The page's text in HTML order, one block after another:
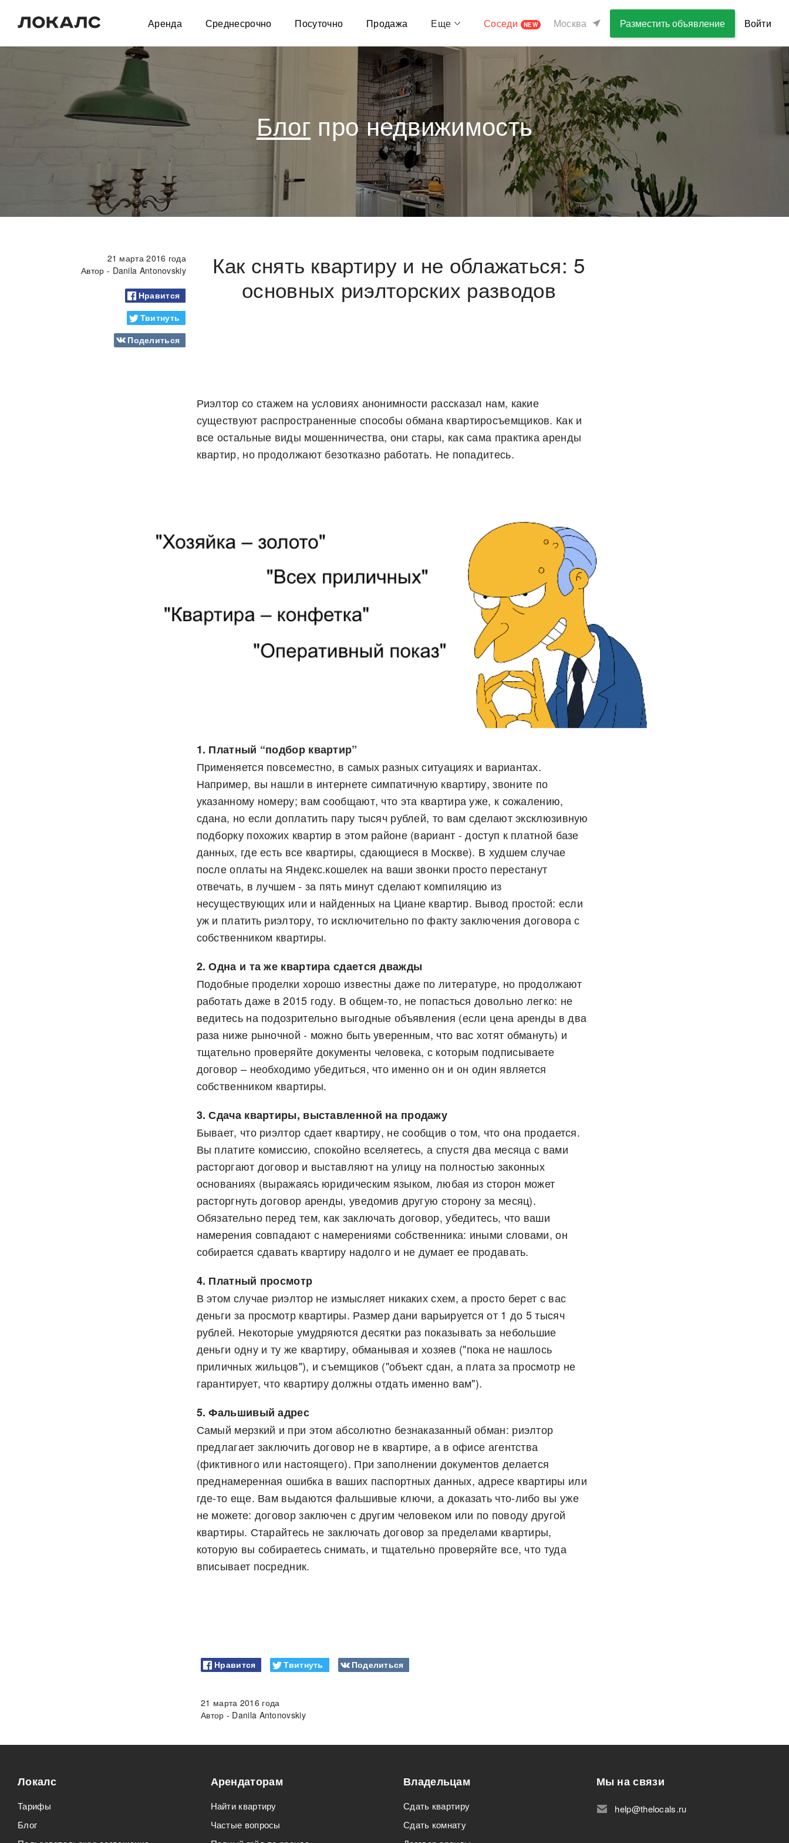
Аренда Среднесрочно Посуточно Продажа Еще Соседи NEW Москва Разместить объявление Войти
Блог про недвижимость
21 марта 2016 года
Автор - Danila Antonovskiy
Нравится
Твитнуть
Поделиться
Как снять квартиру и не облажаться: 5
основных риэлторских разводов
Риэлтор со стажем на условиях анонимности рассказал нам, какие
существуют распространенные способы обмана квартиросъемщиков. Как и
все остальные виды мошенничества, они стары, как сама практика аренды
квартир, но продолжают безотказно работать. Не попадитесь.
1. Платный “подбор квартир”
Применяется повсеместно, в самых разных ситуациях и вариантах.
Например, вы нашли в интернете симпатичную квартиру, звоните по
указанному номеру; вам сообщают, что эта квартира уже, к сожалению,
сдана, но если доплатить пару тысяч рублей, то вам сделают эксклюзивную
подборку похожих квартир в этом районе (вариант - доступ к платной базе
данных, где есть все квартиры, сдающиеся в Москве). В худшем случае
после оплаты на Яндекс.кошелек на ваши звонки просто перестанут
отвечать, в лучшем - за пять минут сделают компиляцию из
несуществующих или и найденных на Циане квартир. Вывод простой: если
уж и платить риэлтору, то исключительно по факту заключения договора с
собственником квартиры.
2. Одна и та же квартира сдается дважды
Подобные проделки хорошо известны даже по литературе, но продолжают
работать даже в 2015 году. В общем-то, не попасться довольно легко: не
ведитесь на подозрительно выгодные объявления (если цена аренды в два
раза ниже рыночной - можно быть уверенным, что вас хотят обмануть) и
тщательно проверяйте документы человека, с которым подписываете
договор – необходимо убедиться, что именно он и он один является
собственником квартиры.
3. Сдача квартиры, выставленной на продажу
Бывает, что риэлтор сдает квартиру, не сообщив о том, что она продается.
Вы платите комиссию, спокойно вселяетесь, а спустя два месяца с вами
расторгают договор и выставляют на улицу на полностью законных
основаниях (выражаясь юридическим языком, любая из сторон может
расторгнуть договор аренды, уведомив другую сторону за месяц).
Обязательно перед тем, как заключать договор, убедитесь, что ваши
намерения совпадают с намерениями собственника: иными словами, он
собирается сдавать квартиру надолго и не думает ее продавать.
4. Платный просмотр
В этом случае риэлтор не измысляет никаких схем, а просто берет с вас
деньги за просмотр квартиры. Размер дани варьируется от 1 до 5 тысяч
рублей. Некоторые умудряются десятки раз показывать за небольшие
деньги одну и ту же квартиру, обманывая и хозяев ("пока не нашлось
приличных жильцов"), и съемщиков ("объект сдан, а плата за просмотр не
гарантирует, что квартиру должны отдать именно вам").
5. Фальшивый адрес
Самый мерзкий и при этом абсолютно безнаказанный обман: риэлтор
предлагает заключить договор не в квартире, а в офисе агентства
(фиктивного или настоящего). При заполнении документов делается
преднамеренная ошибка в ваших паспортных данных, адресе квартиры или
где-то еще. Вам выдаются фальшивые ключи, а доказать что-либо вы уже
не можете: договор заключен с другим человеком или по поводу другой
квартиры. Старайтесь не заключать договор за пределами квартиры,
которую вы собираетесь снимать, и тщательно проверяйте все, что туда
вписывает посредник.
Нравится Твитнуть Поделиться
21 марта 2016 года
Автор - Danila Antonovskiy
Локалс
Тарифы
Блог
Арендаторам
Найти квартиру
Частые вопросы
Владельцам
Сдать квартиру
Сдать комнату
Мы на связи
help@thelocals.ru